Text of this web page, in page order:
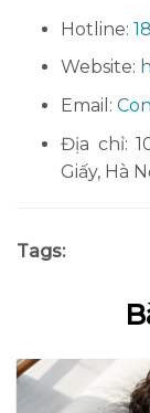
Hotline:
Website:
Email:
Địa chỉ:
Giấy, Hà
Tags: